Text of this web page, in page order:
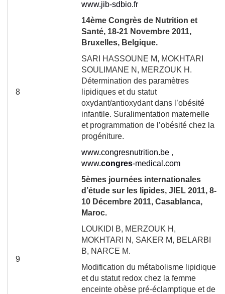
www.jib-sdbio.fr
8
14ème Congrès de Nutrition et
Santé, 18-21 Novembre 2011,
Bruxelles, Belgique.
SARI HASSOUNE M, MOKHTARI
SOULIMANE N, MERZOUK H.
Détermination des paramètres
lipidiques et du statut
oxydant/antioxydant dans l’obésité
infantile. Suralimentation maternelle
et programmation de l’obésité chez la
progéniture.
www.congresnutrition.be ,
www.congres-medical.com
9
5èmes journées internationales
d’étude sur les lipides, JIEL 2011, 8-
10 Décembre 2011, Casablanca,
Maroc.
LOUKIDI B, MERZOUK H,
MOKHTARI N, SAKER M, BELARBI
B, NARCE M.
Modification du métabolisme lipidique
et du statut redox chez la femme
enceinte obèse pré-éclamptique et de